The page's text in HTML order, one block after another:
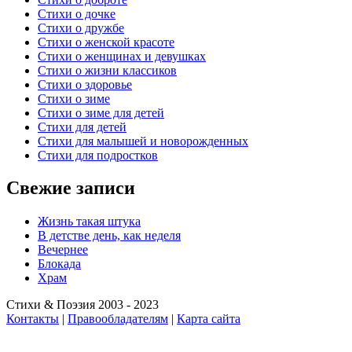
Стихи о дочке
Стихи о дружбе
Стихи о женской красоте
Стихи о женщинах и девушках
Стихи о жизни классиков
Стихи о здоровье
Стихи о зиме
Стихи о зиме для детей
Стихи для детей
Стихи для малышей и новорожденных
Стихи для подростков
Свежие записи
Жизнь такая штука
В детстве день, как неделя
Вечернее
Блокада
Храм
Стихи & Поэзия 2003 - 2023
Контакты | Правообладателям | Карта сайта